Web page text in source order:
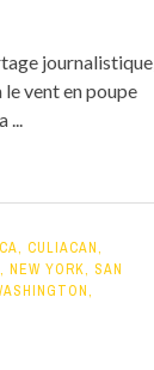
journalistique,
vent en poupe
, CULIACAN,
, NEW YORK, SAN
,